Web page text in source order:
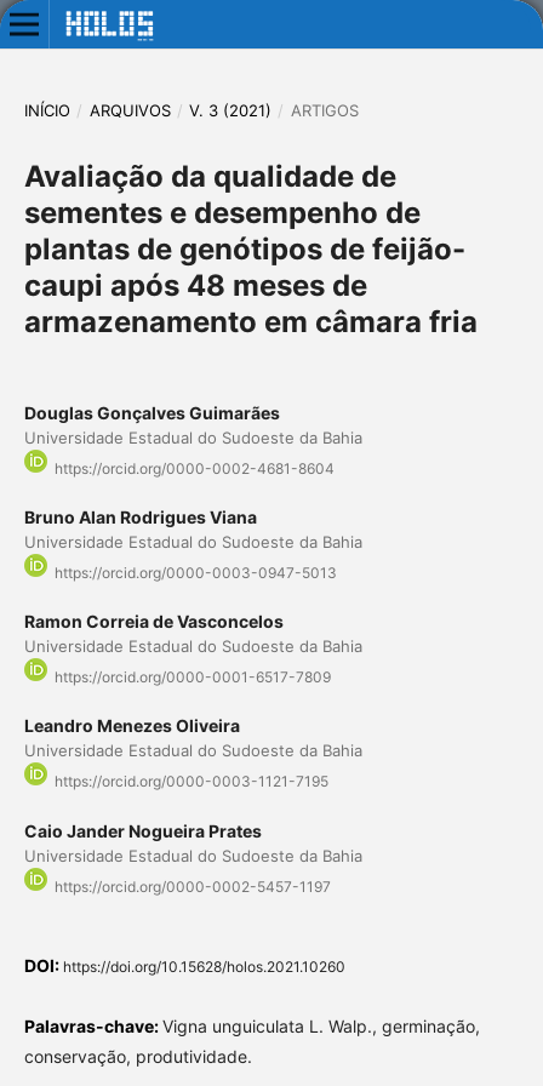
INÍCIO / ARQUIVOS / V. 3 (2021) / ARTIGOS
Avaliação da qualidade de
sementes e desempenho de
plantas de genótipos de feijão-
caupi após 48 meses de
armazenamento em câmara fria
Douglas Gonçalves Guimarães
Universidade Estadual do Sudoeste da Bahia
https://orcid.org/0000-0002-4681-8604
Bruno Alan Rodrigues Viana
Universidade Estadual do Sudoeste da Bahia
https://orcid.org/0000-0003-0947-5013
Ramon Correia de Vasconcelos
Universidade Estadual do Sudoeste da Bahia
https://orcid.org/0000-0001-6517-7809
Leandro Menezes Oliveira
Universidade Estadual do Sudoeste da Bahia
https://orcid.org/0000-0003-1121-7195
Caio Jander Nogueira Prates
Universidade Estadual do Sudoeste da Bahia
https://orcid.org/0000-0002-5457-1197
DOI: https://doi.org/10.15628/holos.2021.10260
Palavras-chave:Vigna unguiculata L. Walp., germinação,
conservação, produtividade.